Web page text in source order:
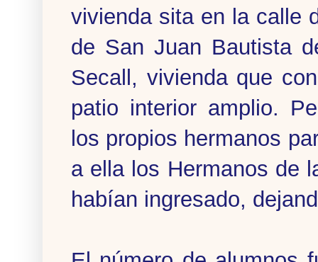
vivienda sita en la calle
de San Juan Bautista
Secall, vivienda que
patio interior amplio.
los propios hermanos
a ella los Hermanos de
habían ingresado,